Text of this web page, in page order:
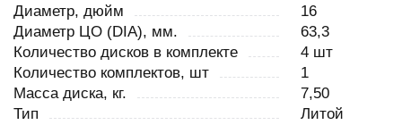
Диаметр, дюйм
16
Диаметр ЦО (DIA), мм.
63,3
Количество дисков в комплекте
4 шт
Количество комплектов, шт
1
Масса диска, кг.
7,50
Тип
Литой